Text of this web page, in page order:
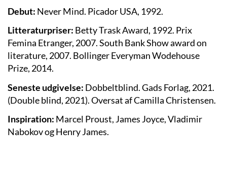
Debut: Never Mind. Picador USA, 1992.
Litteraturpriser: Betty Trask Award, 1992. Prix
Femina Etranger, 2007. South Bank Show award on
literature, 2007. Bollinger Everyman Wodehouse
Prize, 2014.
Seneste udgivelse: Dobbeltblind. Gads Forlag, 2021.
(Double blind, 2021). Oversat af Camilla Christensen.
Inspiration: Marcel Proust, James Joyce, Vladimir
Nabokov og Henry James.